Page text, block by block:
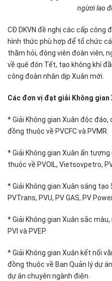
ngừơi lao
CĐ DKVN đề nghị các cấp công
hình thức phù hợp để tổ chức
thăm hỏi, động viên đoàn viên,
về quê đón Tết, tạo không khí
công đoàn nhân dịp Xuân mới.
Các đơn vị đạt giải Không gian
* Giải Không gian Xuân độc
đồng thuộc về PVCFC và PVMR.
* Giải Không gian Xuân ấn
thuộc về PVOIL, Vietsovpetro,
* Giải Không gian Xuân sáng
PVTrans, PVU, PV GAS, PV
* Giải Không gian Xuân sắc
PVI và PVEP.
* Giải Không gian Xuân kết nối
đồng thuộc về Ban Quản lý dự
dự án chuyên ngành điện.